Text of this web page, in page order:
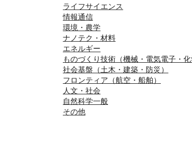
ライフサイエンス
情報通信
環境・農学
ナノテク・材料
エネルギー
ものづくり技術（機械・電気電子・化
社会基盤（土木・建築・防災）
フロンティア（航空・船舶）
人文・社会
自然科学一般
その他